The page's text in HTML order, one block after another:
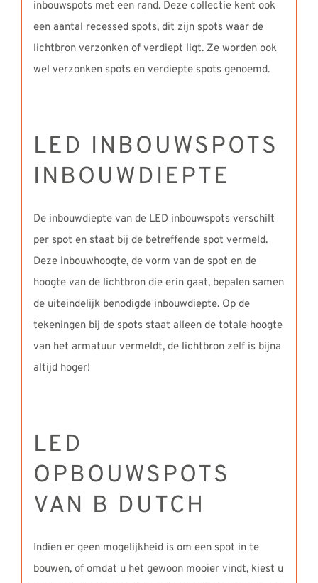
inbouwspots met een rand. Deze collectie kent ook
een aantal recessed spots, dit zijn spots waar de
lichtbron verzonken of verdiept ligt. Ze worden ook
wel verzonken spots en verdiepte spots genoemd.
LED INBOUWSPOTS
INBOUWDIEPTE
De inbouwdiepte van de LED inbouwspots verschilt
per spot en staat bij de betreffende spot vermeld.
Deze inbouwhoogte, de vorm van de spot en de
hoogte van de lichtbron die erin gaat, bepalen samen
de uiteindelijk benodigde inbouwdiepte. Op de
tekeningen bij de spots staat alleen de totale hoogte
van het armatuur vermeldt, de lichtbron zelf is bijna
altijd hoger!
LED
OPBOUWSPOTS
VAN B DUTCH
Indien er geen mogelijkheid is om een spot in te
bouwen, of omdat u het gewoon mooier vindt, kiest u